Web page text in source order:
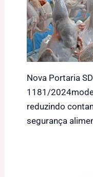
Nova Portaria
1181/
reduzindo
segurança